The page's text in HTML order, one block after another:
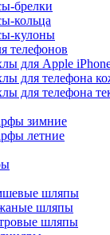
брелки
кольца
кулоны
телефонов
для Apple
для телефона
для телефона
зимние
летние
шляпы
шляпы
шляпы